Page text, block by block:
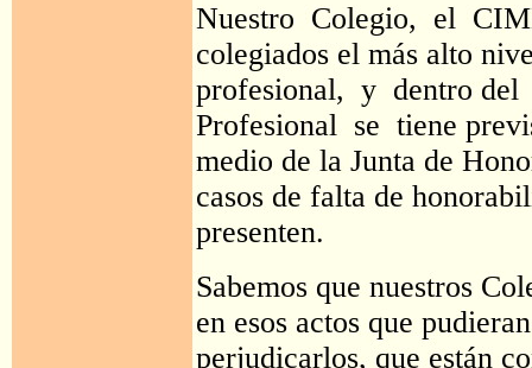
Nuestro Colegio, el
colegiados el más alto
profesional, y dentro
Profesional se tiene
medio de la Junta de
casos de falta de
presenten.
Sabemos que nuestros
en esos actos que
perjudicarlos, que están